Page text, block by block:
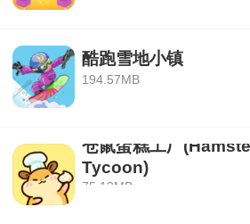
酷跑雪地小镇
194.57MB
仓鼠蛋糕工厂
Tycoon)
75.13MB